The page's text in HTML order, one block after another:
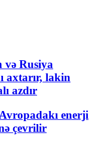
və Rusiya
axtarır, lakin
azdır
enerji
çevrilir